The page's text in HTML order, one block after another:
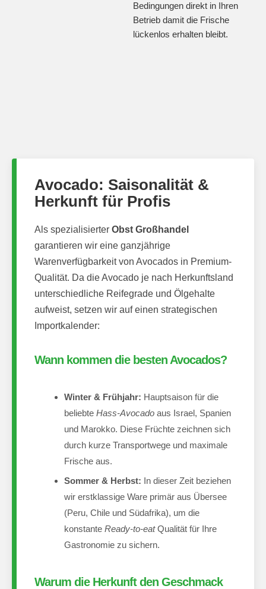
Bedingungen direkt in Ihren
Betrieb damit die Frische
lückenlos erhalten bleibt.
Avocado: Saisonalität &
Herkunft für Profis
Als spezialisierter Obst Großhandel
garantieren wir eine ganzjährige
Warenverfügbarkeit von Avocados in Premium-
Qualität. Da die Avocado je nach Herkunftsland
unterschiedliche Reifegrade und Ölgehalte
aufweist, setzen wir auf einen strategischen
Importkalender:
Wann kommen die besten Avocados?
Winter & Frühjahr: Hauptsaison für die
beliebte Hass-Avocado aus Israel, Spanien
und Marokko. Diese Früchte zeichnen sich
durch kurze Transportwege und maximale
Frische aus.
Sommer & Herbst: In dieser Zeit beziehen
wir erstklassige Ware primär aus Übersee
(Peru, Chile und Südafrika), um die
konstante Ready-to-eatQualität für Ihre
Gastronomie zu sichern.
Warum die Herkunft den Geschmack